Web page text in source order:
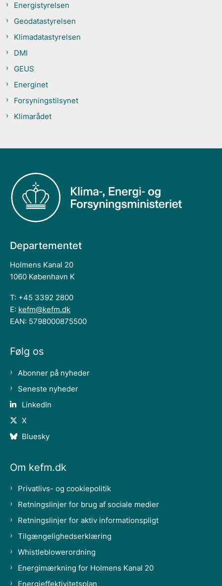
Energistyrelsen
Geodatastyrelsen
Klimadatastyrelsen
DMI
GEUS
Energinet
Forsyningstilsynet
Klimarådet
Departementet
Holmens Kanal 20
1060 København K
T: +45 3392 2800
E: kefm@kefm.dk
EAN: 5798000875500
Følg os
Abonner på nyheder
Seneste nyheder
LinkedIn
X
Bluesky
Om kefm.dk
Privatlivs- og cookiepolitik
Retningslinjer for brug af sociale medier
Retningslinjer for aktiv informationspligt
Tilgængelighedserklæring
Whistleblowerordning
Energimærkning for Holmens Kanal 20
Energieffektivitetsplan